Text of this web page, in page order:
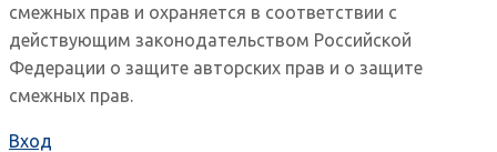
смежных прав и охраняется в соответствии с
действующим законодательством Российской
Федерации о защите авторских прав и о защите
смежных прав.
Вход